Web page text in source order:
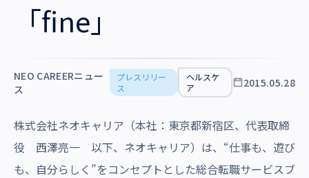
「fine」
NEO CAREERニュー
ス
プレスリリー
ス
ヘルスケ
ア
2015.05.28
株式会社ネオキャリア（本社：東京都新宿区、代表取締
役 西澤亮一 以下、ネオキャリア）は、“仕事も、遊び
も、自分らしく”をコンセプトとした総合転職サービスブ